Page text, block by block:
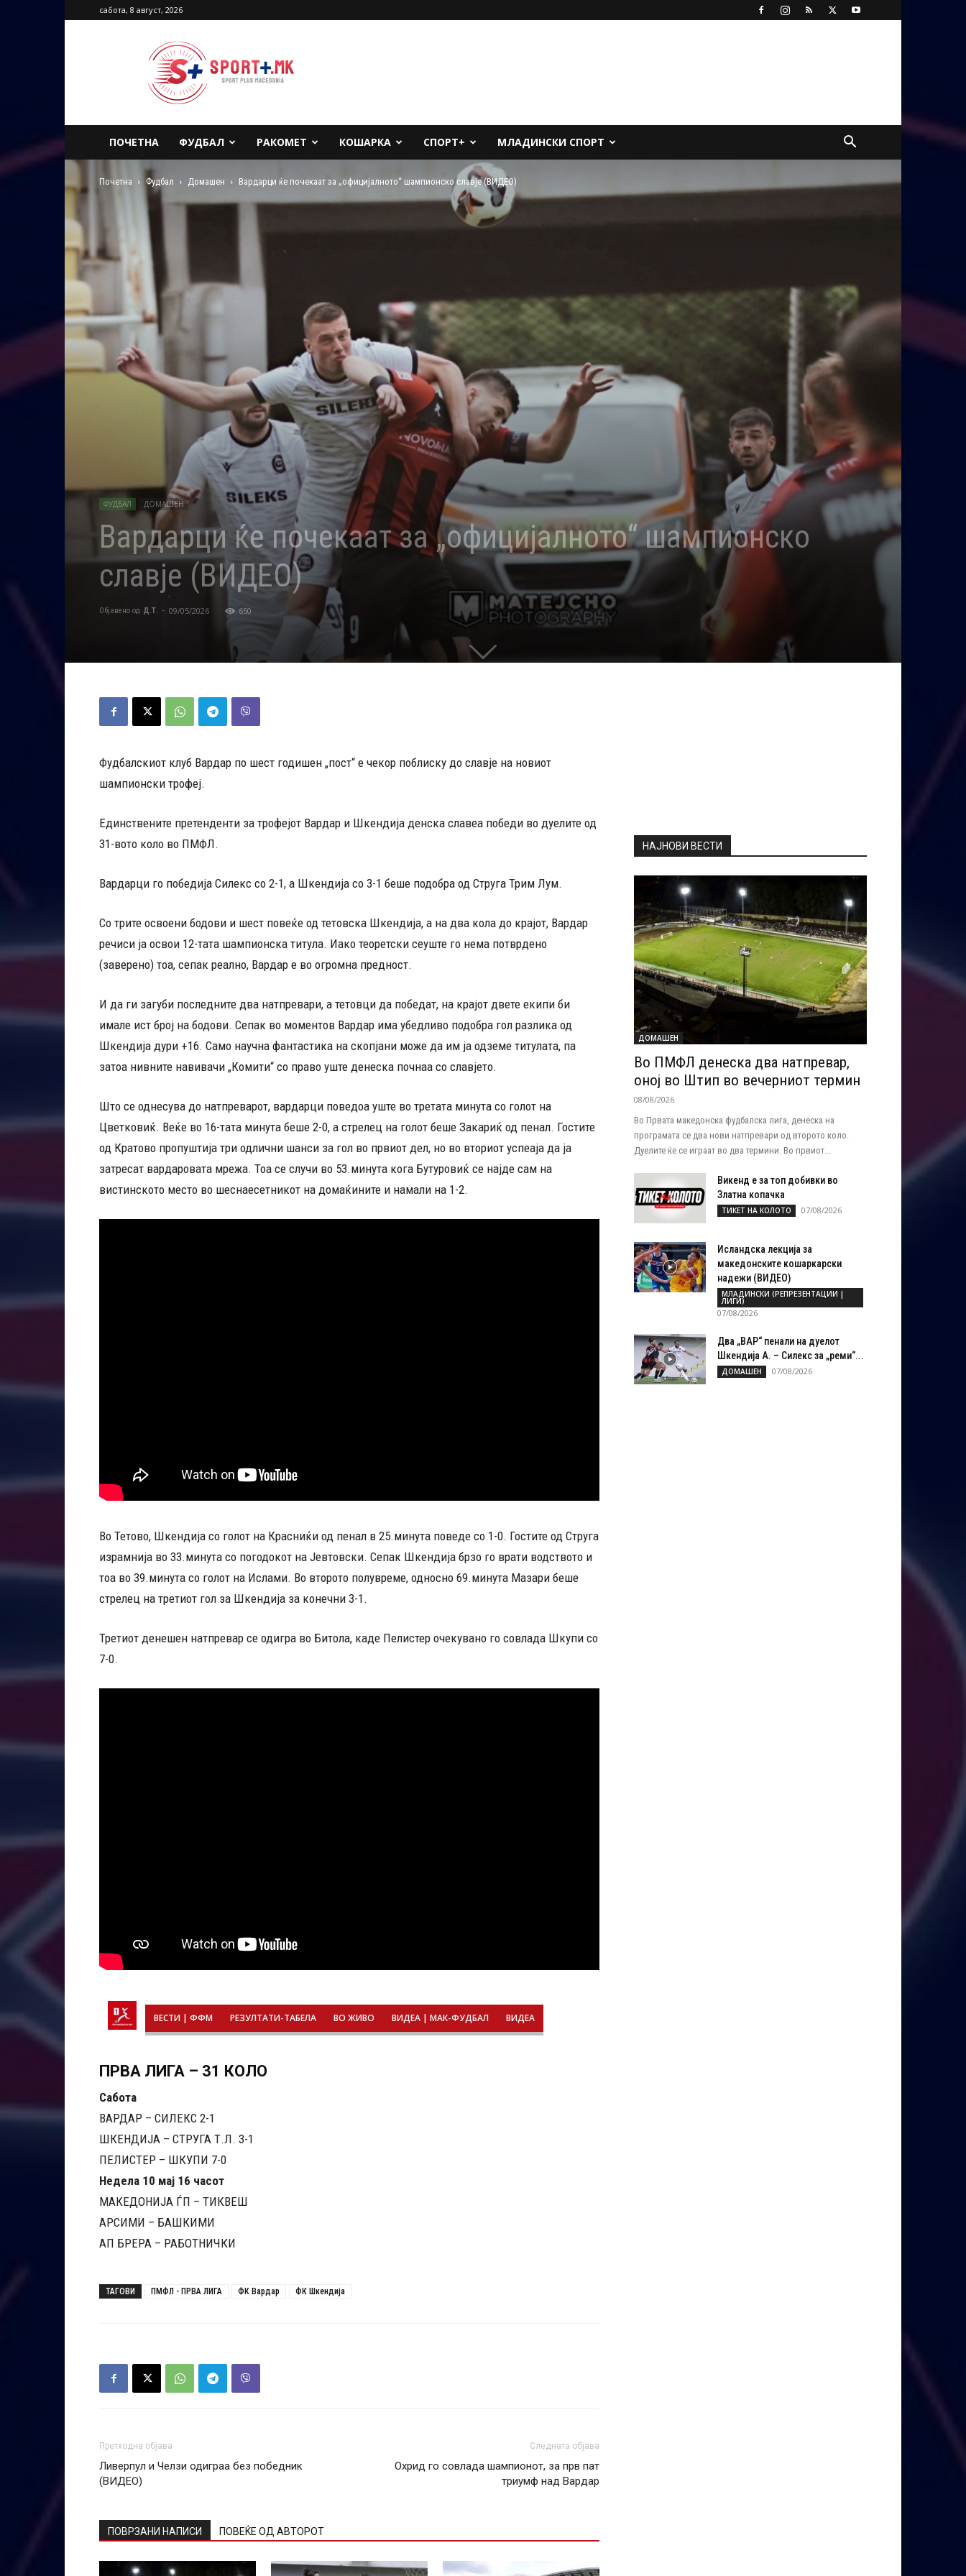
сабота, 8 август, 2026
Sport
Plus
Macedonia
ПОЧЕТНА ФУДБАЛ РАКОМЕТ КОШАРКА СПОРТ+ МЛАДИНСКИ СПОРТ
Почетна Фудбал Домашен Вардарци ќе почекаат за „официјалното“ шампионско славје (ВИДЕО)
ФУДБАЛ ДОМАШЕН
Вардарци ќе почекаат за „официјалното“ шампионско
славје (ВИДЕО)
Објавено од Д.Т. - 09/05/2026 650
Фудбалскиот клуб Вардар по шест годишен „пост“ е чекор поблиску до славје на новиот
шампионски трофеј.
Единствените претенденти за трофејот Вардар и Шкендија денска славеа победи во дуелите од
31-вото коло во ПМФЛ.
Вардарци го победија Силекс со 2-1, а Шкендија со 3-1 беше подобра од Струга Трим Лум.
Со трите освоени бодови и шест повеќе од тетовска Шкендија, а на два кола до крајот, Вардар
речиси ја освои 12-тата шампионска титула. Иако теоретски сеуште го нема потврдено
(заверено) тоа, сепак реално, Вардар е во огромна предност.
И да ги загуби последните два натпревари, а тетовци да победат, на крајот двете екипи би
имале ист број на бодови. Сепак во моментов Вардар има убедливо подобра гол разлика од
Шкендија дури +16. Само научна фантастика на скопјани може да им ја одземе титулата, па
затоа нивните навивачи „Комити“ со право уште денеска почнаа со славјето.
Што се однесува до натпреварот, вардарци поведоа уште во третата минута со голот на
Цветковиќ. Веќе во 16-тата минута беше 2-0, а стрелец на голот беше Закариќ од пенал. Гостите
од Кратово пропуштија три одлични шанси за гол во првиот дел, но во вториот успеаја да ја
затресат вардаровата мрежа. Тоа се случи во 53.минута кога Бутуровиќ се најде сам на
вистинското место во шеснаесетникот на домаќините и намали на 1-2.
Во Тетово, Шкендија со голот на Красниќи од пенал в 25.минута поведе со 1-0. Гостите од Струга
израмнија во 33.минута со погодокот на Јевтовски. Сепак Шкендија брзо го врати водството и
тоа во 39.минута со голот на Ислами. Во второто полувреме, односно 69.минута Мазари беше
стрелец на третиот гол за Шкендија за конечни 3-1.
Третиот денешен натпревар се одигра во Битола, каде Пелистер очекувано го совлада Шкупи со
7-0.
ВЕСТИ | ФФМ РЕЗУЛТАТИ-ТАБЕЛА ВО ЖИВО ВИДЕА | МАК-ФУДБАЛ ВИДЕА
ПРВА ЛИГА – 31 КОЛО
Сабота
ВАРДАР – СИЛЕКС 2-1
ШКЕНДИЈА – СТРУГА Т.Л. 3-1
ПЕЛИСТЕР – ШКУПИ 7-0
Недела 10 мај 16 часот
МАКЕДОНИЈА ЃП – ТИКВЕШ
АРСИМИ – БАШКИМИ
АП БРЕРА – РАБОТНИЧКИ
ТАГОВИ ПМФЛ - ПРВА ЛИГА ФК Вардар ФК Шкендија
Претходна објава
Ливерпул и Челзи одиграа без победник
(ВИДЕО)
Следната објава
Охрид го совлада шампионот, за прв пат
триумф над Вардар
ПОВРЗАНИ НАПИСИ ПОВЕЌЕ ОД АВТОРОТ
НАЈНОВИ ВЕСТИ
ДОМАШЕН
Во ПМФЛ денеска два натпревар,
оној во Штип во вечерниот термин
08/08/2026
Во Првата македонска фудбалска лига, денеска на
програмата се два нови натпревари од второто коло.
Дуелите ќе се играат во два термини. Во првиот...
Викенд е за топ добивки во
Златна копачка
ТИКЕТ НА КОЛОТО 07/08/2026
Исландска лекција за
македонските кошаркарски
надежи (ВИДЕО)
МЛАДИНСКИ (РЕПРЕЗЕНТАЦИИ |
ЛИГИ)
07/08/2026
Два „ВАР“ пенали на дуелот
Шкендија А. – Силекс за „реми“...
ДОМАШЕН 07/08/2026